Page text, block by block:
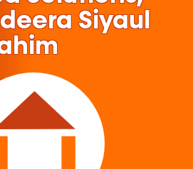
Siyaul